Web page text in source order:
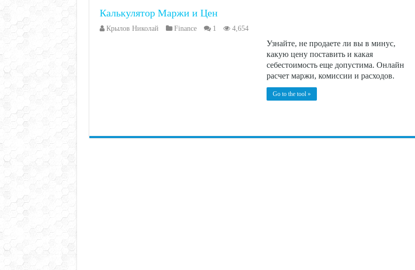
Калькулятор Маржи и Цен
Крылов Николай Finance 1 4,654
Узнайте, не продаете ли вы в минус,
какую цену поставить и какая
себестоимость еще допустима. Онлайн
расчет маржи, комиссии и расходов.
Go to the tool »